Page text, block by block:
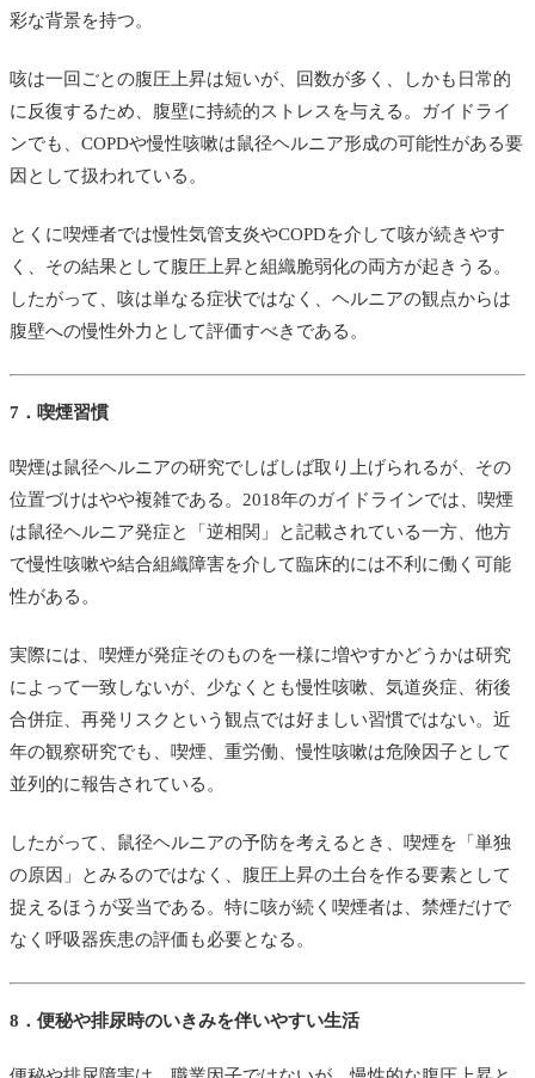
彩な背景を持つ。
咳は一回ごとの腹圧上昇は短いが、回数が多く、しかも日常的
に反復するため、腹壁に持続的ストレスを与える。ガイドライ
ンでも、COPDや慢性咳嗽は鼠径ヘルニア形成の可能性がある要
因として扱われている。
とくに喫煙者では慢性気管支炎やCOPDを介して咳が続きやす
く、その結果として腹圧上昇と組織脆弱化の両方が起きうる。
したがって、咳は単なる症状ではなく、ヘルニアの観点からは
腹壁への慢性外力として評価すべきである。
7．喫煙習慣
喫煙は鼠径ヘルニアの研究でしばしば取り上げられるが、その
位置づけはやや複雑である。2018年のガイドラインでは、喫煙
は鼠径ヘルニア発症と「逆相関」と記載されている一方、他方
で慢性咳嗽や結合組織障害を介して臨床的には不利に働く可能
性がある。
実際には、喫煙が発症そのものを一様に増やすかどうかは研究
によって一致しないが、少なくとも慢性咳嗽、気道炎症、術後
合併症、再発リスクという観点では好ましい習慣ではない。近
年の観察研究でも、喫煙、重労働、慢性咳嗽は危険因子として
並列的に報告されている。
したがって、鼠径ヘルニアの予防を考えるとき、喫煙を「単独
の原因」とみるのではなく、腹圧上昇の土台を作る要素として
捉えるほうが妥当である。特に咳が続く喫煙者は、禁煙だけで
なく呼吸器疾患の評価も必要となる。
8．便秘や排尿時のいきみを伴いやすい生活